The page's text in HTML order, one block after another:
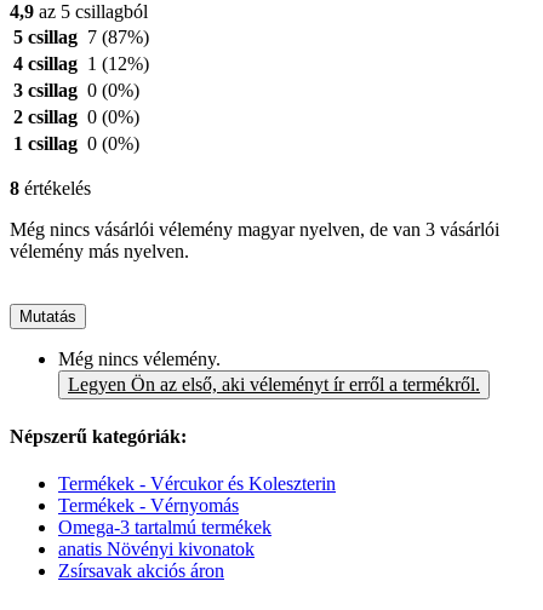
4,9 az 5 csillagból
5 csillag 7 (87%)
4 csillag 1 (12%)
3 csillag 0 (0%)
2 csillag 0 (0%)
1 csillag 0 (0%)
8 értékelés
Még nincs vásárlói vélemény magyar nyelven, de van 3 vásárlói
vélemény más nyelven.
Mutatás
Még nincs vélemény.
Legyen Ön az első, aki véleményt ír erről a termékről.
Népszerű kategóriák:
Termékek - Vércukor és Koleszterin
Termékek - Vérnyomás
Omega-3 tartalmú termékek
anatis Növényi kivonatok
Zsírsavak akciós áron